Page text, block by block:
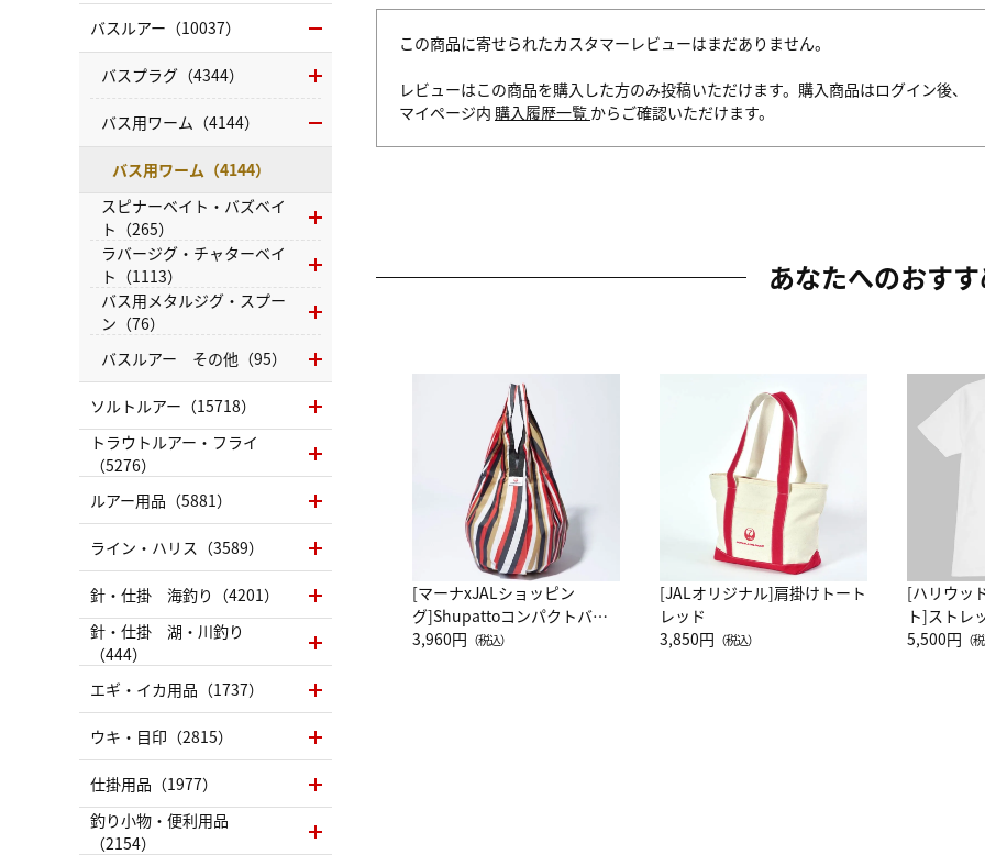
この商品に寄せられたカスタマーレビューはまだありません。
レビューはこの商品を購入した方のみ投稿いただけます。購入商品はログイン後、
マイページ内 購入履歴一覧 からご確認いただけます。
あなたへのおす
[マーナxJALショッピン
グ]Shupattoコンパクトバッ
グ Drop JAL客室乗務員
3,960円 （税込）
[JALオリジナル]肩掛けトート
レッド
3,850円 （税込）
[ハリウッ
ト]ストレ
ーネック
5,500円 （
バスルアー（10037）
バスプラグ（4344）
バス用ワーム（4144）
バス用ワーム（4144）
スピナーベイト・バズベイ
ト（265）
ラバージグ・チャターベイ
ト（1113）
バス用メタルジグ・スプー
ン（76）
バスルアー その他（95）
ソルトルアー（15718）
トラウトルアー・フライ
（5276）
ルアー用品（5881）
ライン・ハリス（3589）
針・仕掛 海釣り（4201）
針・仕掛 湖・川釣り
（444）
エギ・イカ用品（1737）
ウキ・目印（2815）
仕掛用品（1977）
釣り小物・便利用品
（2154）